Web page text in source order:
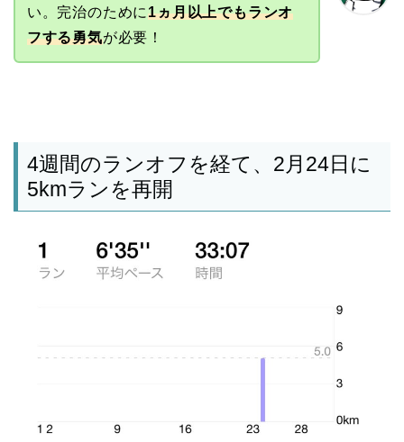
い。完治のために1ヵ月以上でもランオ
フする勇気が必要！
4週間のランオフを経て、2月24日に
5kmランを再開